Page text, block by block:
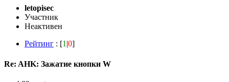
letopisec
Участник
Неактивен
Рейтинг : [1 |0]
Re: AHK: Зажатие кнопки W